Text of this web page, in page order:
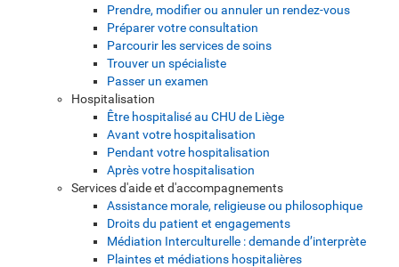
Prendre, modifier ou annuler un rendez-vous
Préparer votre consultation
Parcourir les services de soins
Trouver un spécialiste
Passer un examen
Hospitalisation
Être hospitalisé au CHU de Liège
Avant votre hospitalisation
Pendant votre hospitalisation
Après votre hospitalisation
Services d'aide et d'accompagnements
Assistance morale, religieuse ou philosophique
Droits du patient et engagements
Médiation Interculturelle : demande d’interprète
Plaintes et médiations hospitalières